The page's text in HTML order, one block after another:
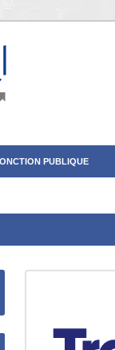
PUBLIQUE